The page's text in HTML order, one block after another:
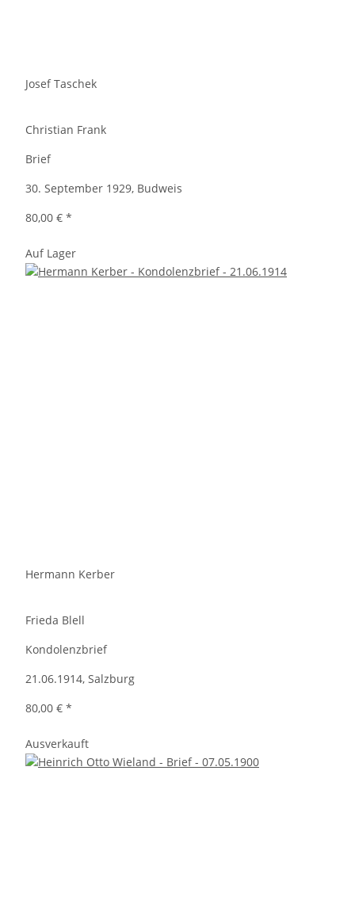
Josef Taschek
Christian Frank
Brief
30. September 1929, Budweis
80,00 € *
Auf Lager
Hermann Kerber
Frieda Blell
Kondolenzbrief
21.06.1914, Salzburg
80,00 € *
Ausverkauft